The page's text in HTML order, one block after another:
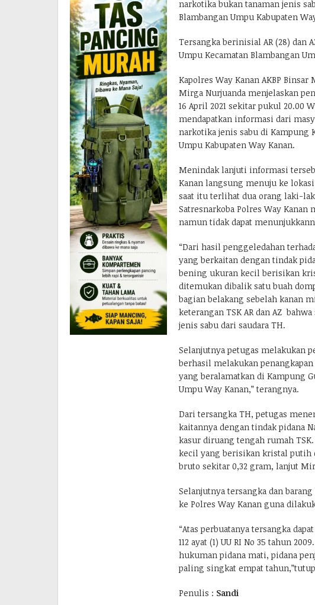
narkotika bukan tanaman jenis
Blambangan Umpu Kabupaten
Tersangka berinisial AR (28) dan
Umpu Kecamatan Blambangan
Kapolres Way Kanan AKBP
Mirga Nurjuanda menjelaskan
16 April 2021 sekitar pukul 20.00
mendapatkan informasi dari
narkotika jenis sabu di Kampung
Umpu Kabupaten Way Kanan.
Menindak lanjuti informasi
Kanan langsung menuju ke
saat itu terlihat dua orang laki-
Satresnarkoba Polres Way
namun tidak dapat
“Dari hasil penggeledahan
yang berkaitan dengan tindak
bening ukuran kecil berisikan
ditemukan dibalik satu buah
bagian belakang sebelah kanan
keterangan TSK AR dan AZ
jenis sabu dari saudara TH.
Selanjutnya petugas melakukan
berhasil melakukan
yang beralamatkan di Kampung
Umpu Way Kanan,” terangnya.
Dari tersangka TH, petugas
kaitannya dengan tindak pidana
kasur diruang tengah rumah
kecil yang berisikan kristal putih
bruto sekitar 0,32 gram, lanjut
Selanjutnya tersangka dan
ke Polres Way Kanan guna
“Atas perbuatanya tersangka
112 ayat (1) UU RI No 35 tahun
hukuman pidana mati, pidana
paling singkat empat
Penulis : Sandi